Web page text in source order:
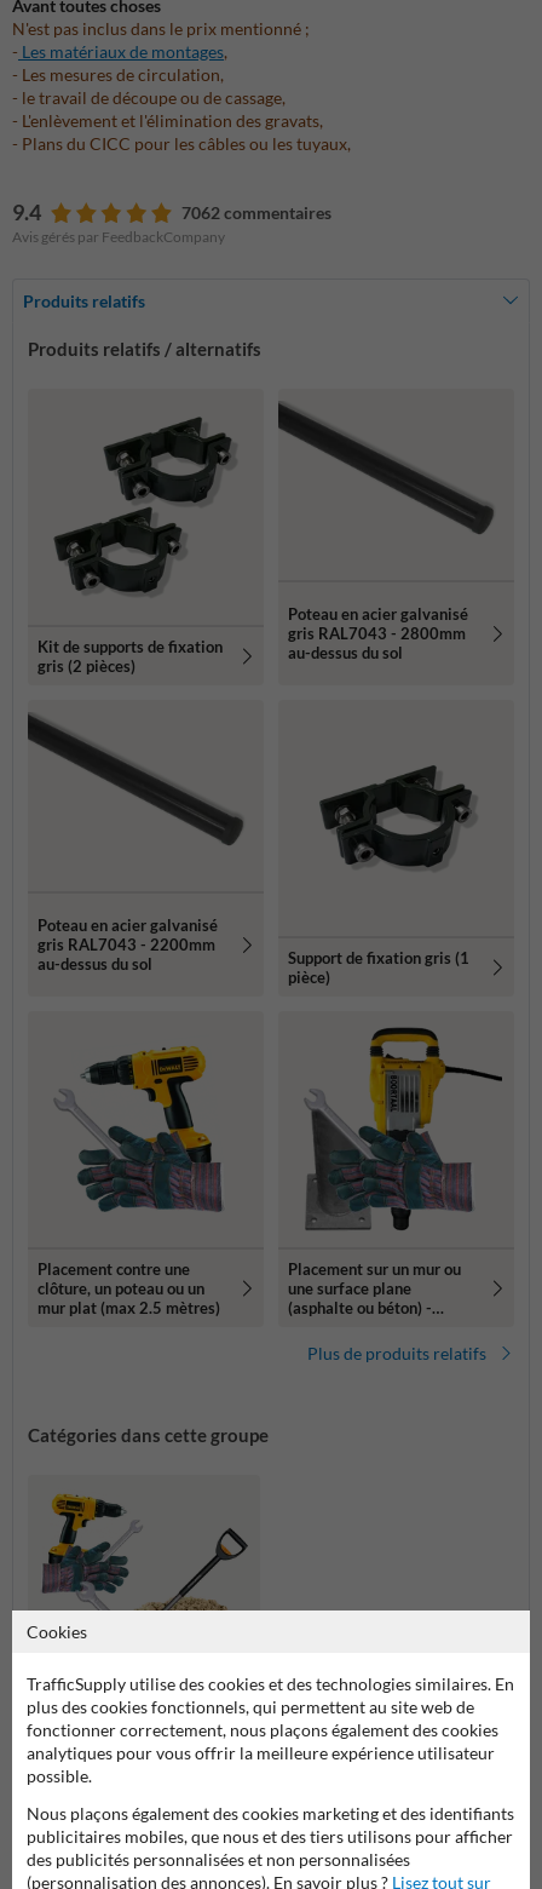
Avant toutes choses
N'est pas inclus dans le prix mentionné ;
- Les matériaux de montages,
- Les mesures de circulation,
- le travail de découpe ou de cassage,
- L'enlèvement et l'élimination des gravats,
- Plans du CICC pour les câbles ou les tuyaux,
9.4 7062 commentaires
Avis gérés par FeedbackCompany
Produits relatifs
Produits relatifs / alternatifs
Kit de supports de fixation
gris (2 pièces)
Poteau en acier galvanisé
gris RAL7043 - 2800mm
au-dessus du sol
Poteau en acier galvanisé
gris RAL7043 - 2200mm
au-dessus du sol
Support de fixation gris (1
pièce)
Placement contre une
clôture, un poteau ou un
mur plat (max 2.5 mètres)
Placement sur un mur ou
une surface plane
(asphalte ou béton) -
Plus de produits relatifs
Catégories dans cette groupe
Placement et montage
Placement et montage
Cookies
TrafficSupply utilise des cookies et des technologies similaires. En
plus des cookies fonctionnels, qui permettent au site web de
fonctionner correctement, nous plaçons également des cookies
analytiques pour vous offrir la meilleure expérience utilisateur
possible.
Nous plaçons également des cookies marketing et des identifiants
publicitaires mobiles, que nous et des tiers utilisons pour afficher
des publicités personnalisées et non personnalisées
(personnalisation des annonces). En savoir plus ? Lisez tout sur